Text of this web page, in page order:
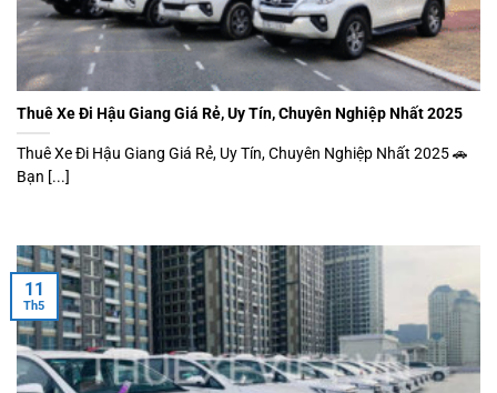
Thuê Xe Đi Hậu Giang Giá Rẻ, Uy Tín, Chuyên Nghiệp Nhất 2025
Thuê Xe Đi Hậu Giang Giá Rẻ, Uy Tín, Chuyên Nghiệp Nhất 2025 🚗
Bạn [...]
11
Th5